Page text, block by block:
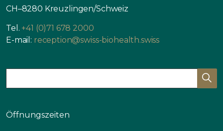
CH–8280 Kreuzlingen/Schweiz
Tel. +41 (0)71 678 2000
E-mail: reception@swiss-biohealth.swiss
Öffnungszeiten